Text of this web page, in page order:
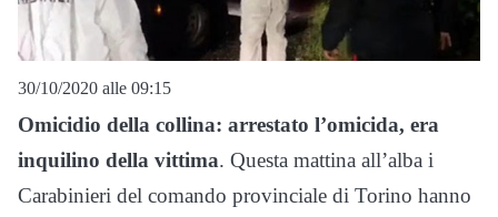
30/10/2020 alle 09:15
Omicidio della collina: arrestato l’omicida, era
inquilino della vittima. Questa mattina all’alba i
Carabinieri del comando provinciale di Torino hanno